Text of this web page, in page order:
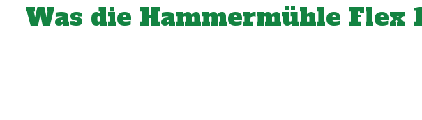
Was die Hammermühle Flex